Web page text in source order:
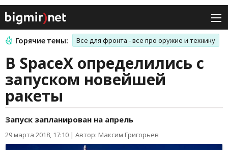
Горячие темы: Все для фронта - все про оружие и технику
В SpaceX определились с
запуском новейшей
ракеты
Запуск запланирован на апрель
29 марта 2018, 17:10 | Автор: Максим Григорьев